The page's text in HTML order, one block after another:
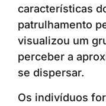
características
patrulhamento
visualizou um
perceber a
se dispersar.
Os indivíduos